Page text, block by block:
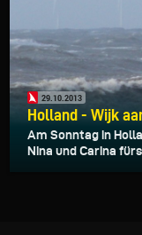
29.10.2013
Holland - Wijk
Am Sonntag in
Nina und Carina